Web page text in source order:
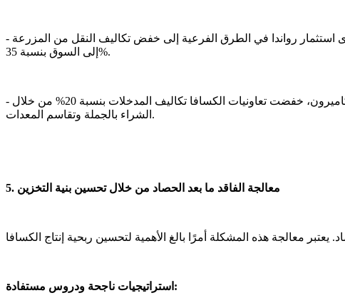
استثمار رواندا في الطرق الفرعية إلى خفض تكاليف النقل من المزرعة
إلى السوق بنسبة 35%.
تجميع الموارد، مما يقلل تكاليف الإنتاج. في الكاميرون، خفضت تعاونيات الكسافا تكاليف المدخلات بنسبة 20% من خلال
الشراء بالجملة وتقاسم المعدات.
5. معالجة الفاقد ما بعد الحصاد من خلال تحسين بنية التخزين
استراتيجيات ناجحة ودروس مستفادة: